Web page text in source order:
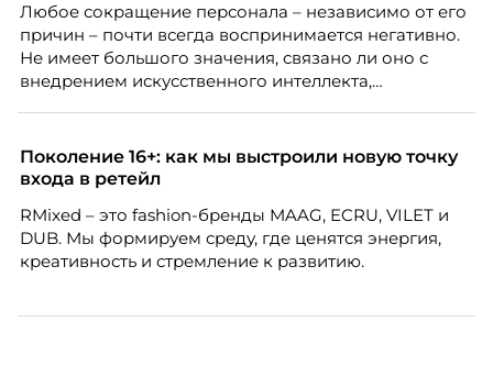
Любое сокращение персонала – независимо от его
причин – почти всегда воспринимается негативно.
Не имеет большого значения, связано ли оно с
внедрением искусственного интеллекта,
структуры компании. Для сотрудников сокращения
означают потерю стабильности, а для внешнего
проблемах организации. В результате увольнения
нередко превращаются в фактор, который
негативно влияет HR-бренд работодателя.
Поколение 16+: как мы выстроили новую точку
входа в ретейл
RMixed – это fashion-бренды MAAG, ECRU, VILET и
DUB. Мы формируем среду, где ценятся энергия,
креативность и стремление к развитию.